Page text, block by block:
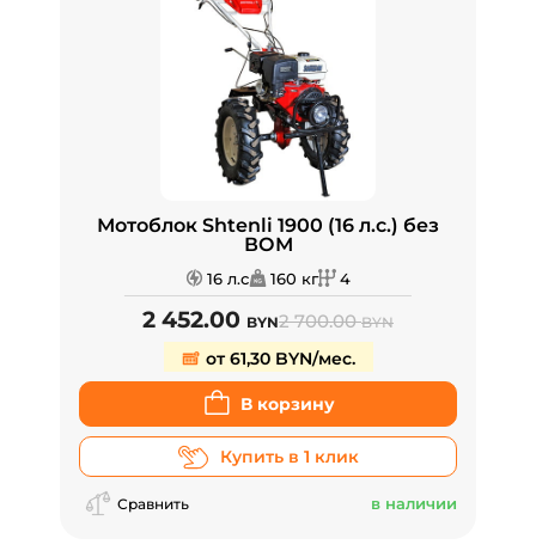
Мотоблок Shtenli 1900 (16 л.с.) без
ВОМ
16 л.с 160 кг 4
2 452.00 BYN2 700.00BYN
от 61,30 BYN/мес.
В корзину
Купить в 1 клик
Сравнить в наличии